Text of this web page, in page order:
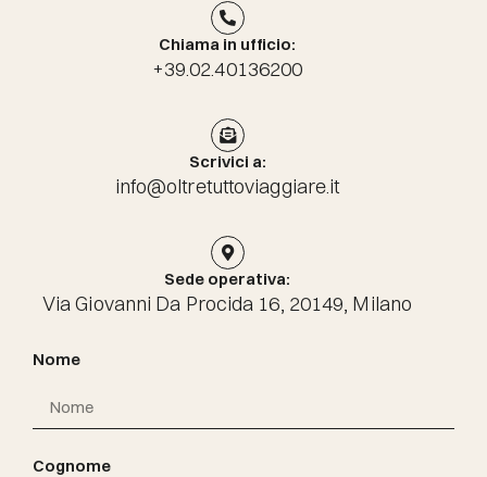
Chiama in ufficio:
+39.02.40136200
Scrivici a:
info@oltretuttoviaggiare.it
Sede operativa:
Via Giovanni Da Procida 16, 20149, Milano
Nome
Cognome